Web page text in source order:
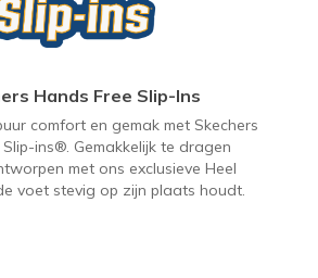
Hands Free Slip-Ins
comfort en gemak met Skechers
ins®. Gemakkelijk te dragen
met ons exclusieve Heel
voet stevig op zijn plaats houdt.